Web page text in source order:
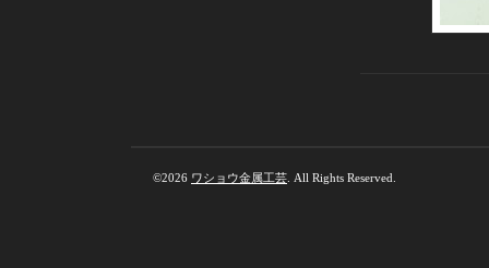
©2026 ワショウ金属工芸 . All Rights Reserved.